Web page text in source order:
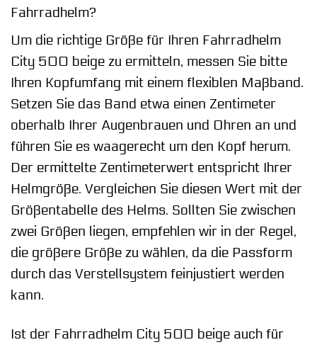
Fahrradhelm?
Um die richtige Größe für Ihren Fahrradhelm
City 500 beige zu ermitteln, messen Sie bitte
Ihren Kopfumfang mit einem flexiblen Maßband.
Setzen Sie das Band etwa einen Zentimeter
oberhalb Ihrer Augenbrauen und Ohren an und
führen Sie es waagerecht um den Kopf herum.
Der ermittelte Zentimeterwert entspricht Ihrer
Helmgröße. Vergleichen Sie diesen Wert mit der
Größentabelle des Helms. Sollten Sie zwischen
zwei Größen liegen, empfehlen wir in der Regel,
die größere Größe zu wählen, da die Passform
durch das Verstellsystem feinjustiert werden
kann.
Ist der Fahrradhelm City 500 beige auch für